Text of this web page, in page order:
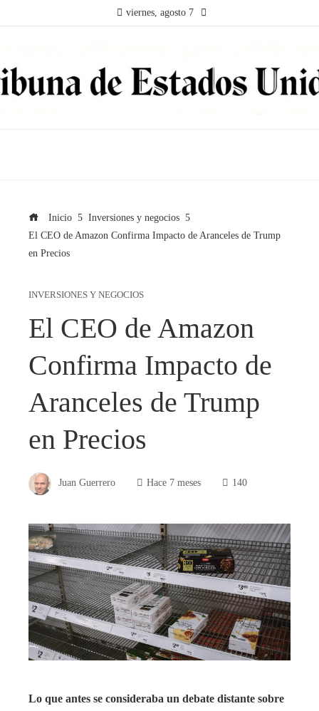
viernes, agosto 7
Inicio
Inversiones y negocios
El CEO de Amazon Confirma Impacto de Aranceles de Trump
en Precios
INVERSIONES Y NEGOCIOS
El CEO de Amazon
Confirma Impacto de
Aranceles de Trump
en Precios
Juan Guerrero Hace 7 meses 140
Lo que antes se consideraba un debate distante sobre